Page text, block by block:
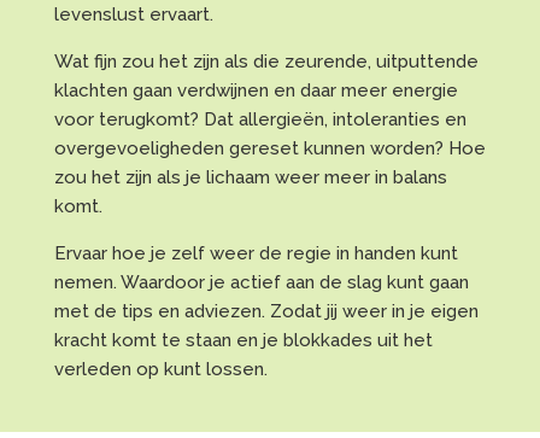
levenslust ervaart.
Wat fijn zou het zijn als die zeurende, uitputtende
klachten gaan verdwijnen en daar meer energie
voor terugkomt? Dat allergieën, intoleranties en
overgevoeligheden gereset kunnen worden? Hoe
zou het zijn als je lichaam weer meer in balans
komt.
Ervaar hoe je zelf weer de regie in handen kunt
nemen. Waardoor je actief aan de slag kunt gaan
met de tips en adviezen. Zodat jij weer in je eigen
kracht komt te staan en je blokkades uit het
verleden op kunt lossen.